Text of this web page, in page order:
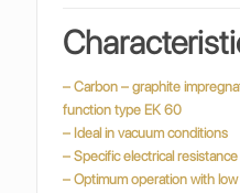
– Carbon – graphite
function type EK 60
– Ideal in vacuum conditions
– Specific electrical
– Optimum operation with